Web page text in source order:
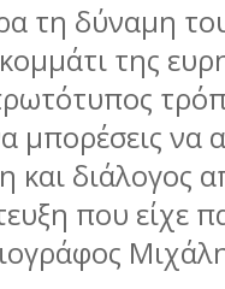
τη δύναμη
της
μπορέσεις να
και διάλογος
που είχε